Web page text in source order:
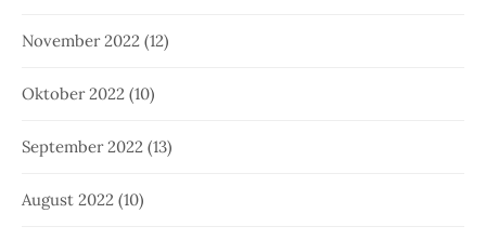
November 2022 (12)
Oktober 2022 (10)
September 2022 (13)
August 2022 (10)